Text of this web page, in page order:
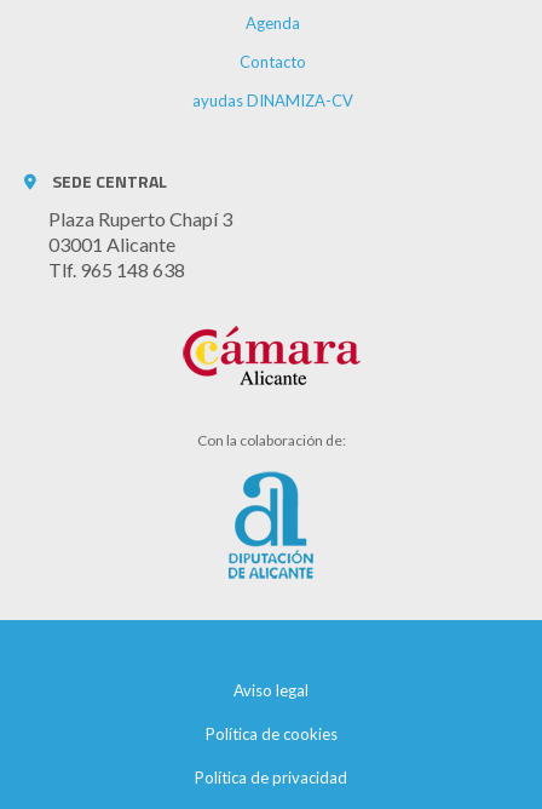
Agenda
Contacto
ayudas DINAMIZA-CV
SEDE CENTRAL
Plaza Ruperto Chapí 3
03001 Alicante
Tlf. 965 148 638
Con la colaboración de:
Aviso legal
Política de cookies
Política de privacidad